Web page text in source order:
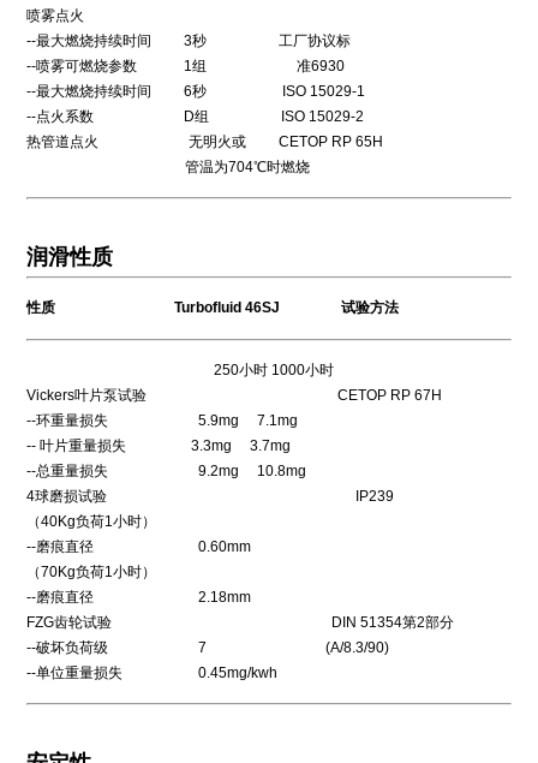
喷雾点火
--最大燃烧持续时间 3秒 工厂协议标
--喷雾可燃烧参数 1组 准6930
--最大燃烧持续时间 6秒 ISO 15029-1
--点火系数 D组 ISO 15029-2
热管道点火 无明火或 CETOP RP 65H
管温为704℃时燃烧
润滑性质
性质 Turbofluid 46SJ 试验方法
250小时 1000小时
Vickers叶片泵试验 CETOP RP 67H
--环重量损失 5.9mg 7.1mg
-- 叶片重量损失 3.3mg 3.7mg
--总重量损失 9.2mg 10.8mg
4球磨损试验 IP239
（40Kg负荷1小时）
--磨痕直径 0.60mm
（70Kg负荷1小时）
--磨痕直径 2.18mm
FZG齿轮试验 DIN 51354第2部分
--破坏负荷级 7 (A/8.3/90)
--单位重量损失 0.45mg/kwh